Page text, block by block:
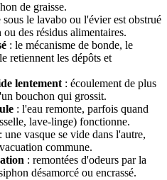
de graisse.
sous le lavabo ou l'évier est obstrué
des résidus alimentaires.
: le mécanisme de bonde, le
retiennent les dépôts et
lentement : écoulement de plus
bouchon qui grossit.
: l'eau remonte, parfois quand
lave-linge) fonctionne.
: une vasque se vide dans l'autre,
commune.
: remontées d'odeurs par la
désamorcé ou encrassé.